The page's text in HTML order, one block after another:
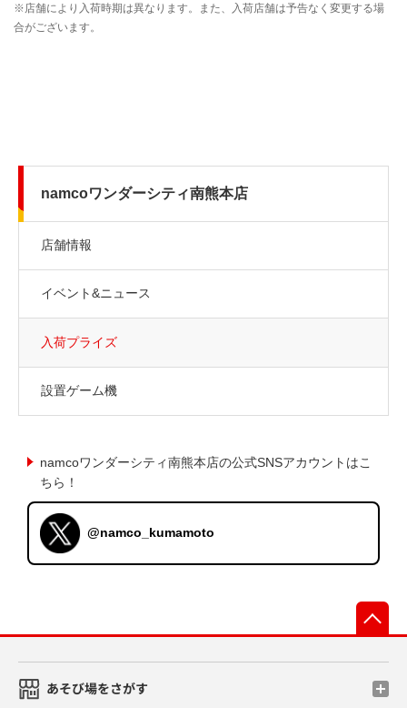
namcoワンダーシティ南熊本店
店舗情報
イベント&ニュース
入荷プライズ
設置ゲーム機
namcoワンダーシティ南熊本店の公式SNSアカウントはこ
ちら！
@namco_kumamoto
あそび場をさがす